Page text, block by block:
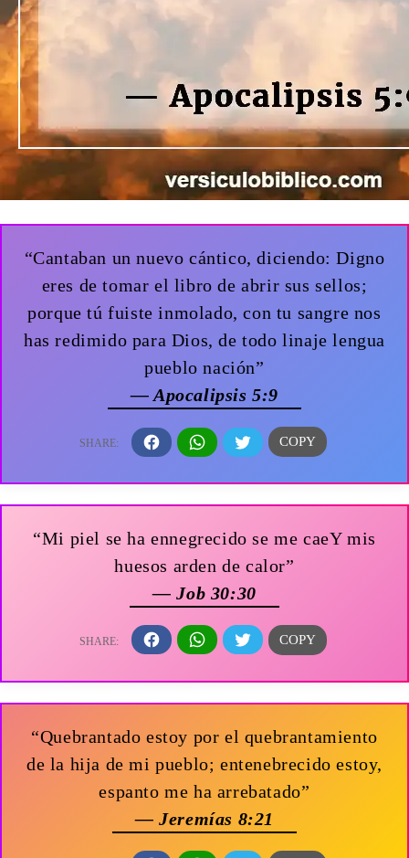
“Cantaban un nuevo cántico, diciendo: Digno
eres de tomar el libro de abrir sus sellos;
porque tú fuiste inmolado, con tu sangre nos
has redimido para Dios, de todo linaje lengua
pueblo nación”
— Apocalipsis 5:9
“Mi piel se ha ennegrecido se me caeY mis
huesos arden de calor”
— Job 30:30
“Quebrantado estoy por el quebrantamiento
de la hija de mi pueblo; entenebrecido estoy,
espanto me ha arrebatado”
— Jeremías 8:21